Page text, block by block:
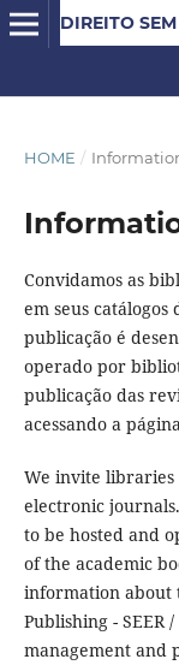
DIREITO
HOME /
Convidamos as
em seus catálogos
publicação é
operado por
publicação das
acessando a
We invite libraries
electronic
to be hosted and
of the academic
information about
Publishing - SEER
management and